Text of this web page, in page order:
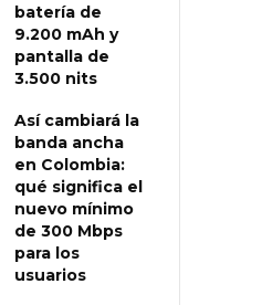
batería de
9.200 mAh y
pantalla de
3.500 nits
Así cambiará la
banda ancha
en Colombia:
qué significa el
nuevo mínimo
de 300 Mbps
para los
usuarios